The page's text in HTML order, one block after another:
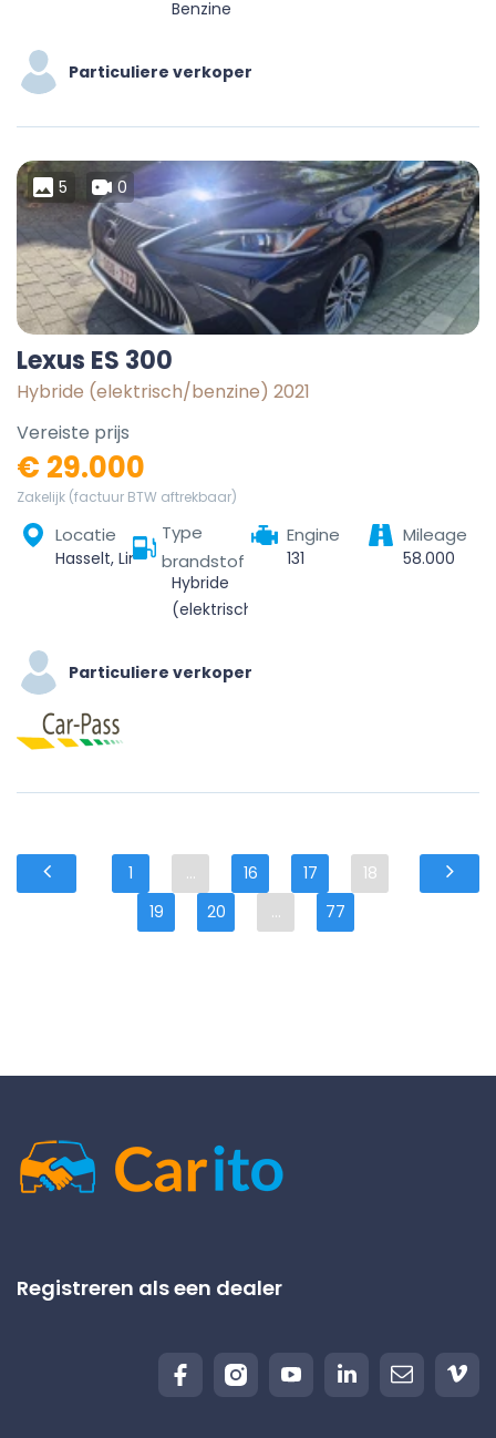
Benzine
Particuliere verkoper
5 0
Lexus ES 300
Hybride (elektrisch/benzine) 2021
Vereiste prijs
€ 29.000
Zakelijk (factuur BTW aftrekbaar)
Locatie
Hasselt, Limburg, Vlaanderen, België
Type
brandstof
Hybride
(elektrisch/benzine)
Engine
131
Mileage
58.000
Particuliere verkoper
1 ... 16 17
18
19
20 ... 77
Registreren als een dealer